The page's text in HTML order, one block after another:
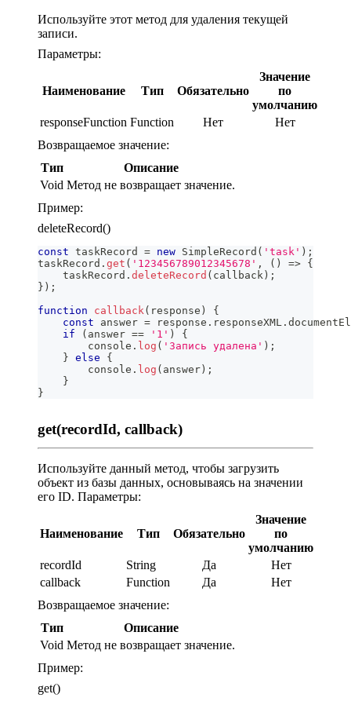
Используйте этот метод для удаления текущей
записи.
Параметры:
Наименование Тип Обязательно
Значение
по
умолчанию
responseFunction Function Нет
Нет
Возвращаемое значение:
Тип
Описание
Void Метод не возвращает значение.
Пример:
deleteRecord()
const taskRecord = new SimpleRecord ( 'task' ) ;
taskRecord . get ( '123456789012345678' , ( ) => {
    taskRecord
. deleteRecord ( callback ) ;
} ) ;
function
callback ( response )
{
const answer = response . responseXML .
if
( answer == '1' )
{
console . log ( 'Запись удалена' ) ;
} else
{
console . log ( answer ) ;
}
}
get(recordId, callback)
Используйте данный метод, чтобы загрузить
объект из базы данных, основываясь на значении
его ID. Параметры:
Наименование Тип Обязательно
Значение
по
умолчанию
recordId
String Да
Нет
callback
Function Да
Нет
Возвращаемое значение:
Тип
Описание
Void Метод не возвращает значение.
Пример:
get()